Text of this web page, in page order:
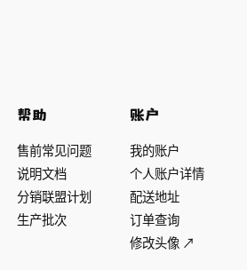
帮助
售前常见问题
说明文档
分销联盟计划
生产批次
账户
我的账户
个人账户详情
配送地址
订单查询
修改头像 ↗